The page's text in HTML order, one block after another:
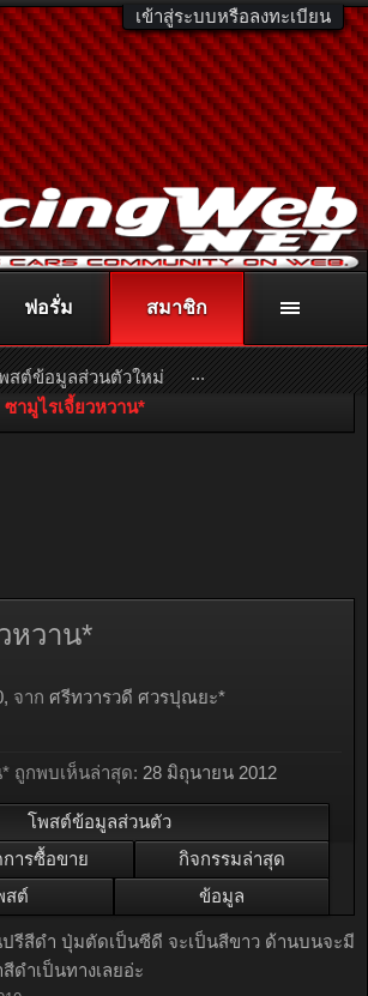
เข้าสู่ระบบหรือลงทะเบียน
หรือโทร. 081-811-1138
นรายละเอียดเพิ่มเติม คลิกที่นี่
ซามูไรเจี้ยวหวาน*
หวาน*
จาก ศรีทวารวดี ศวรปุณยะ*
ถูกพบเห็นล่าสุด: 28 มิถุนายน 2012
โพสต์ข้อมูลส่วนตัว
การซื้อขาย
กิจกรรมล่าสุด
สต์
ข้อมูล
รีสีดำ ปุ่มตัดเป็นซีดี จะเป็นสีขาว ด้านบนจะมี
ดำเป็นทางเลยอ่ะ
ฟอรั่ม สมาชิก
สต์ข้อมูลส่วนตัวใหม่ ...